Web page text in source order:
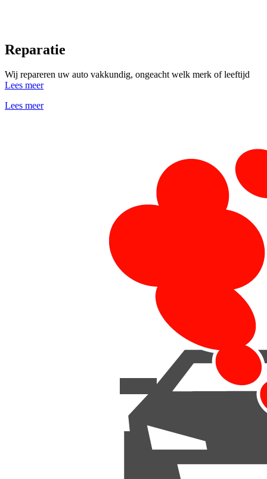
Reparatie
Wij repareren uw auto vakkundig, ongeacht welk merk of leeftijd
Lees meer
Lees meer